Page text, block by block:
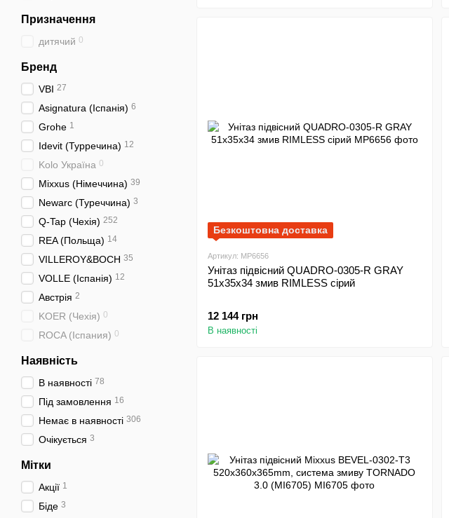
Безкоштовна доставка
Артикул: MP6656
Унітаз підвісний QUADRO-0305-R GRAY
51x35x34 змив RIMLESS сірий
12 144 грн
В наявності
Призначення
дитячий 0
Бренд
VBI 27
Asignatura (Іспанія) 6
Grohe 1
Idevit (Турречина) 12
Kolo Україна 0
Mixxus (Німеччина) 39
Newarc (Туреччина) 3
Q-Tap (Чехія) 252
REA (Польща) 14
VILLEROY&BOCH 35
VOLLE (Іспанія) 12
Австрія 2
KOER (Чехія) 0
ROCA (Іспания) 0
Наявність
В наявності 78
Під замовлення 16
Немає в наявності 306
Очікується 3
Мітки
Акції 1
Біде 3